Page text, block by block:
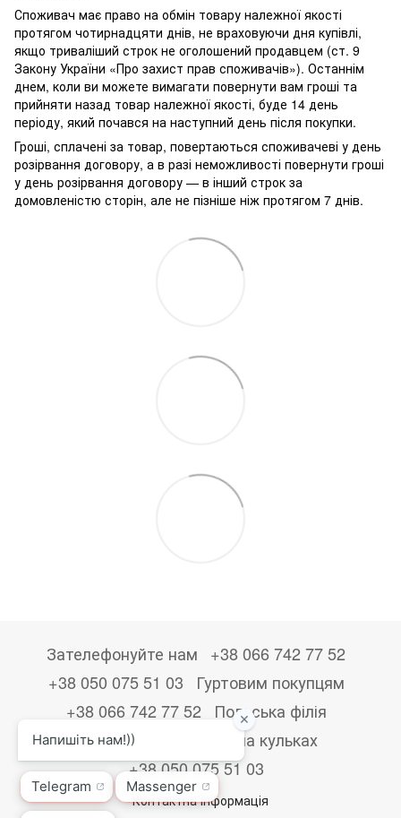
Споживач має право на обмін товару належної якості
протягом чотирнадцяти днів, не враховуючи дня купівлі,
якщо триваліший строк не оголошений продавцем (ст. 9
Закону України «Про захист прав споживачів»). Останнім
днем, коли ви можете вимагати повернути вам гроші та
прийняти назад товар належної якості, буде 14 день
періоду, який почався на наступний день після покупки.
Гроші, сплачені за товар, повертаються споживачеві у день
розірвання договору, а в разі неможливості повернути гроші
у день розірвання договору — в інший строк за
домовленістю сторін, але не пізніше ніж протягом 7 днів.
Зателефонуйте нам
+38 066 742 77 52
+38 050 075 51 03
Гуртовим покупцям
+38 066 742 77 52
Польська філія
+48533867723
Друк на кульках
+38 050 075 51 03
Контактна інформація